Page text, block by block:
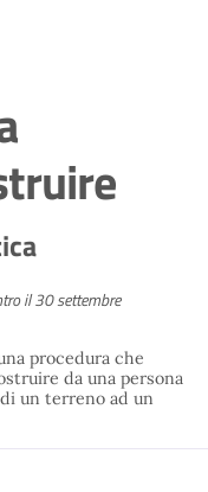
il 30 settembre
procedura che
da una persona
un terreno ad un